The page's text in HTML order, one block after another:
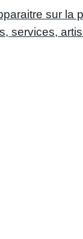
sur la
services,